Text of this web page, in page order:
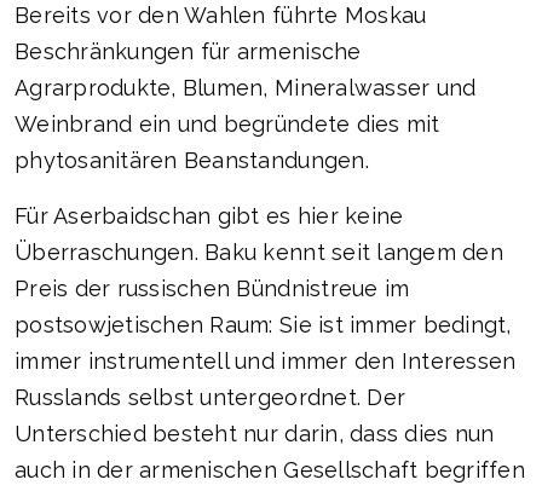
Bereits vor den Wahlen führte Moskau
Beschränkungen für armenische
Agrarprodukte, Blumen, Mineralwasser und
Weinbrand ein und begründete dies mit
phytosanitären Beanstandungen.
Für Aserbaidschan gibt es hier keine
Überraschungen. Baku kennt seit langem den
Preis der russischen Bündnistreue im
postsowjetischen Raum: Sie ist immer bedingt,
immer instrumentell und immer den Interessen
Russlands selbst untergeordnet. Der
Unterschied besteht nur darin, dass dies nun
auch in der armenischen Gesellschaft begriffen